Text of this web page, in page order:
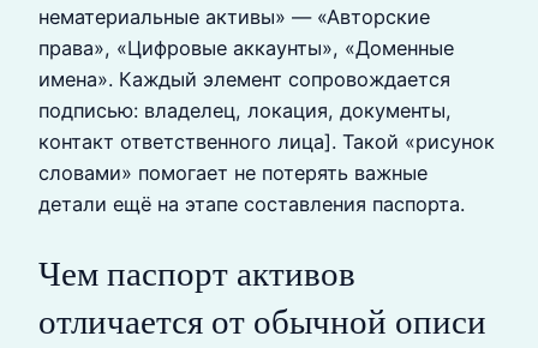
нематериальные активы» — «Авторские
права», «Цифровые аккаунты», «Доменные
имена». Каждый элемент сопровождается
подписью: владелец, локация, документы,
контакт ответственного лица]. Такой «рисунок
словами» помогает не потерять важные
детали ещё на этапе составления паспорта.
Чем паспорт активов
отличается от обычной описи